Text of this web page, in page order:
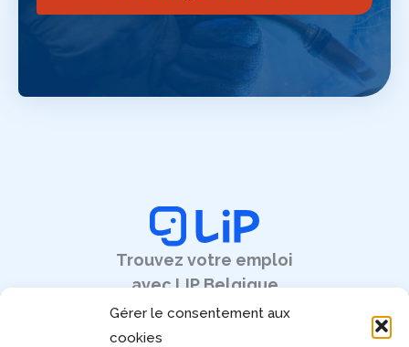
Gérer le consentement aux
cookies
Trouvez votre emploi
avec LIP Belgique